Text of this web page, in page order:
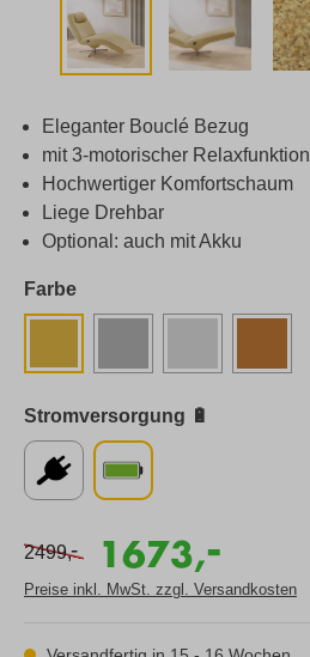
Eleganter Bouclé Bezug
mit 3-motorischer Relaxfunktion
Hochwertiger Komfortschaum
Liege Drehbar
Optional: auch mit Akku
Farbe
Stromversorgung 🔋
2499,- 1673,
-
Preise inkl. MwSt. zzgl. Versandkosten